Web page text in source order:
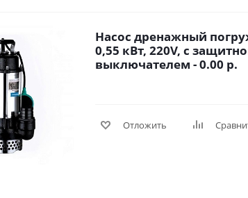
Насос дренажный
0,55 кВт, 220V, с
выключателем - 0.00 р.
Отложить